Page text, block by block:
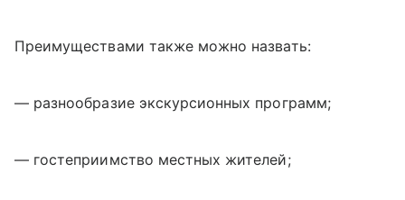
Преимуществами также можно назвать:
— разнообразие экскурсионных программ;
— гостеприимство местных жителей;